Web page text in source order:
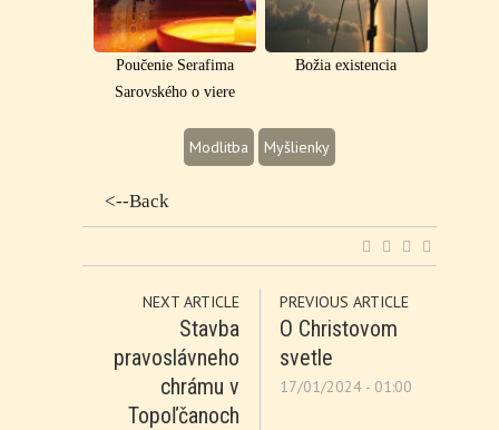
Poučenie Serafima
Sarovského o viere
Božia existencia
Modlitba Myšlienky
<--Back
NEXT ARTICLE
Stavba
pravoslávneho
chrámu v
Topoľčanoch
PREVIOUS ARTICLE
O Christovom
svetle
17/01/2024 - 01:00